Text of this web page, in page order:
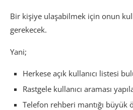
Bir kişiye ulaşabilmek için onun
gerekecek.
Yani;
Herkese açık kullanıcı listesi
Rastgele kullanıcı araması
Telefon rehberi mantığı büyük